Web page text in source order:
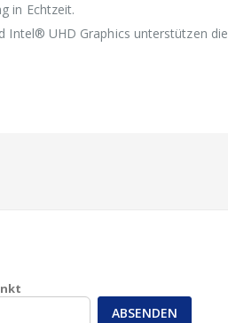
in Echtzeit.
UHD Graphics unterstützen
ABSENDEN